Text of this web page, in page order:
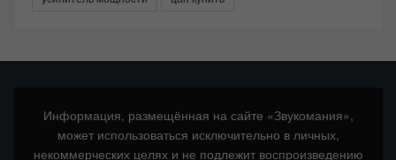
Информация, размещённая на сайте «Звукомания»,
может использоваться исключительно в личных,
некоммерческих целях и не подлежит воспроизведению